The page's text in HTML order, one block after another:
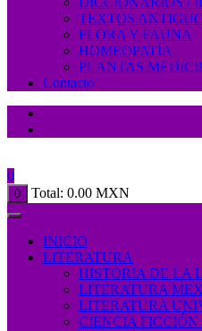
TEXTOS
FLORA Y FAUNA
HOMEOPATÍA
PLANTAS
Contacto
0
0 Total: 0.00 MXN
INICIO
LITERATURA
HISTORIA DE LA
LITERATURA
LITERATURA
CIENCIA FICCIÓN